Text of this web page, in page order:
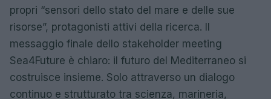
propri “sensori dello stato del mare e delle sue
risorse”, protagonisti attivi della ricerca. Il
messaggio finale dello stakeholder meeting
Sea4Future è chiaro: il futuro del Mediterraneo si
costruisce insieme. Solo attraverso un dialogo
continuo e strutturato tra scienza, marineria,